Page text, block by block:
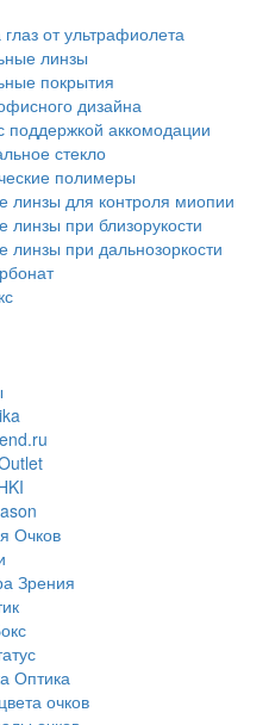
от ультрафиолета
линзы
покрытия
дизайна
поддержкой аккомодации
стекло
полимеры
линзы для контроля миопии
линзы при близорукости
линзы при дальнозоркости
Очков
Зрения
Оптика
очков